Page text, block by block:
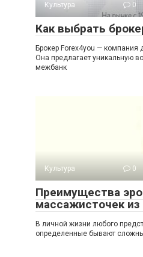
Культура 0
Как выбрать
Брокер Forex4you — компания
Она предлагает уникальную
межбанк
Культура 0
Преимущества
массажисточек из
В личной жизни любого
определенные бывают